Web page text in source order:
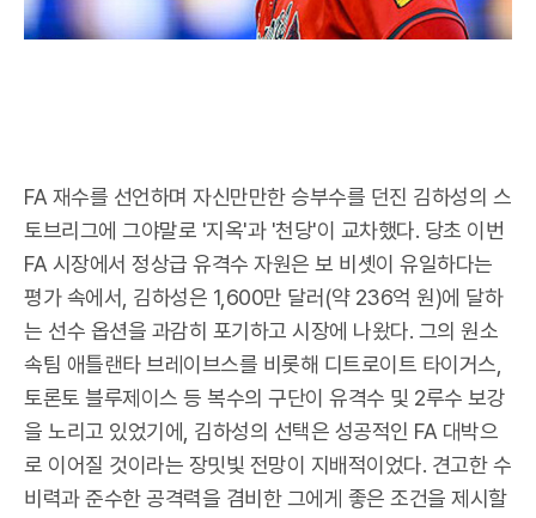
FA 재수를 선언하며 자신만만한 승부수를 던진 김하성의 스
토브리그에 그야말로 '지옥'과 '천당'이 교차했다. 당초 이번
FA 시장에서 정상급 유격수 자원은 보 비솃이 유일하다는
평가 속에서, 김하성은 1,600만 달러(약 236억 원)에 달하
는 선수 옵션을 과감히 포기하고 시장에 나왔다. 그의 원소
속팀 애틀랜타 브레이브스를 비롯해 디트로이트 타이거스,
토론토 블루제이스 등 복수의 구단이 유격수 및 2루수 보강
을 노리고 있었기에, 김하성의 선택은 성공적인 FA 대박으
로 이어질 것이라는 장밋빛 전망이 지배적이었다. 견고한 수
비력과 준수한 공격력을 겸비한 그에게 좋은 조건을 제시할